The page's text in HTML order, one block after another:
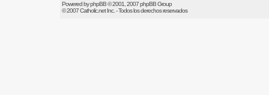
Powered byphpBB© 2001, 2007 phpBB Group
© 2007Catholic.netInc. - Todos los derechos reservados